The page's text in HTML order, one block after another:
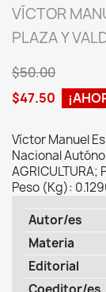
VÍCTOR
PLAZA Y
$50.00
$47.50
Víctor Manuel
Nacional
Peso (Kg):
Autor/es
Materia
Editorial